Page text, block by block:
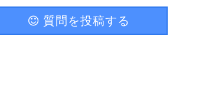
質問を投稿する